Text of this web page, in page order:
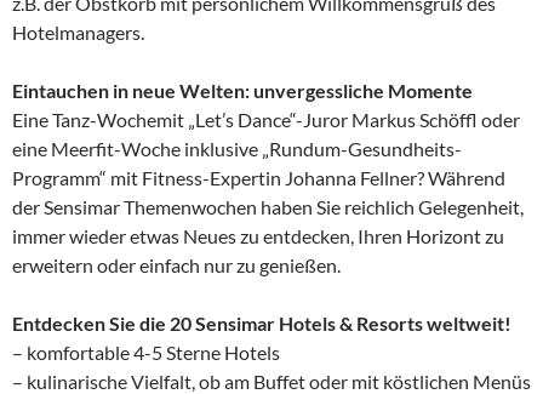
Hotelmanagers.
Eintauchen in neue Welten: unvergessliche Momente
Eine Tanz-Wochemit „Let’s Dance“-Juror Markus Schöffl oder
eine Meerfit-Woche inklusive „Rundum-Gesundheits-
Programm“ mit Fitness-Expertin Johanna Fellner? Während
der Sensimar Themenwochen haben Sie reichlich Gelegenheit,
immer wieder etwas Neues zu entdecken, Ihren Horizont zu
erweitern oder einfach nur zu genießen.
​Entdecken Sie die 20 Sensimar Hotels & Resorts weltweit!
– komfortable 4-5 Sterne Hotels
– kulinarische Vielfalt, ob am Buffet oder mit köstlichen Menüs